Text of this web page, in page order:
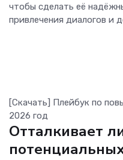
чтобы сделать её
привлечения диалогов и
[Скачать] Плейбук по
2026 год
Отталкивает